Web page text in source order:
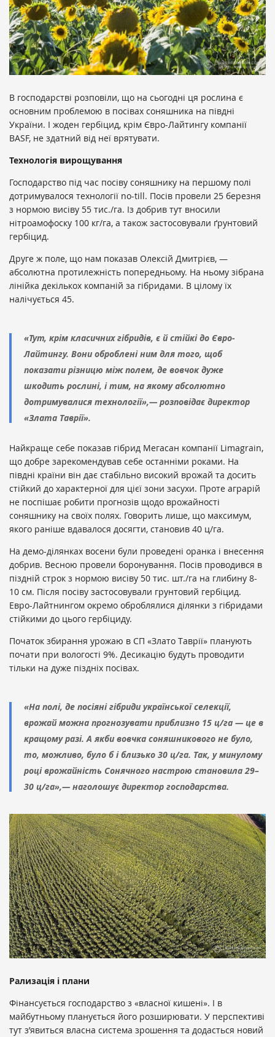
В господарстві розповіли, що на сьогодні ця рослина є
основним проблемою в посівах соняшника на півдні
України. І жоден гербіцид, крім Євро-Лайтингу компанії
BASF, не здатний від неї врятувати.
Технологія вирощування
Господарство під час посіву соняшнику на першому полі
дотримувалося технології no-till. Посів провели 25 березня
з нормою висіву 55 тис./га. Із добрив тут вносили
нітроамофоску 100 кг/га, а також застосовували ґрунтовий
гербіцид.
Друге ж поле, що нам показав Олексій Дмитрієв, —
абсолютна протилежність попередньому. На ньому зібрана
лінійка декількох компаній за гібридами. В цілому їх
налічується 45.
«Тут, крім класичних гібридів, є й стійкі до Євро-
Лайтингу. Вони оброблені ним для того, щоб
показати різницю між полем, де вовчок дуже
шкодить рослині, і тим, на якому абсолютно
дотримувалися технології»,— розповідає директор
«Злата Таврії».
Найкраще себе показав гібрид Мегасан компанії Limagrain,
що добре зарекомендував себе останніми роками. На
півдні країни він дає стабільно високий врожай та досить
стійкий до характерної для цієї зони засухи. Проте аграрій
не поспішає робити прогнозів щодо врожайності
соняшнику на своїх полях. Говорить лише, що максимум,
якого раніше вдавалося досягти, становив 40 ц/га.
На демо-ділянках восени були проведені оранка і внесення
добрив. Весною провели боронування. Посів проводився в
піздній строк з нормою висіву 50 тис. шт./га на глибину 8-
10 см. Після посіву застосовували грунтовий гербіцид.
Евро-Лайтнингом окремо оброблялися ділянки з гібридами
стійкими до цього гербіциду.
Початок збирання урожаю в СП «Злато Таврії» планують
почати при вологості 9%. Десикацію будуть проводити
тільки на дуже піздніх посівах.
«На полі, де посіяні гібриди української селекції,
врожай можна прогнозувати приблизно 15 ц/га — це в
кращому разі. А якби вовчка соняшникового не було,
то, можливо, було б і близько 30 ц/га. Так, у минулому
році врожайність Сонячного настрою становила 29–
30 ц/га»,— наголошує директор господарства.
Рализація і плани
Фінансується господарство з «власної кишені». І в
майбутньому планується його розширювати. У перспективі
тут з’явиться власна система зрошення та додасться новий